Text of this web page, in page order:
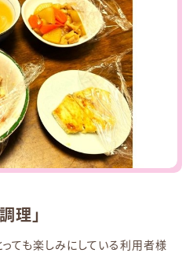
理」
ても楽しみにしている利用者様